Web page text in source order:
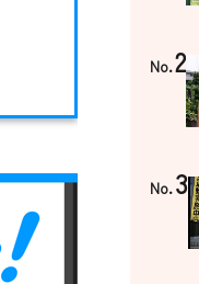
No.2
No.3